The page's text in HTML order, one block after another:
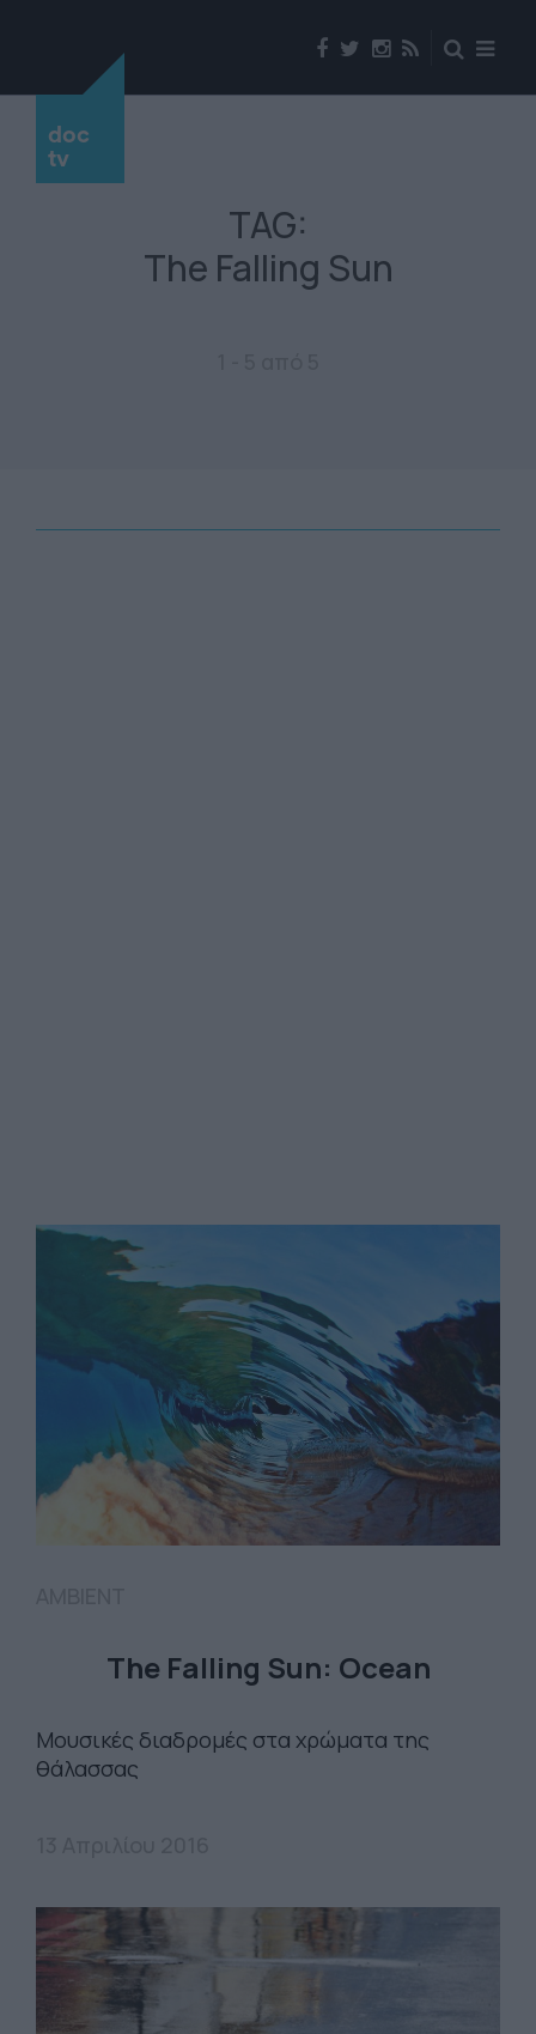
doc
tv
TAG:
The Falling Sun
The Falling Sun: Ocean
Μουσικές διαδρομές στα χρώματα της
θάλασσας